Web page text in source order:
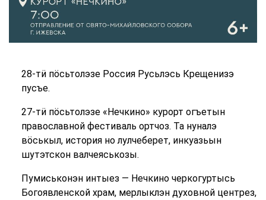
28-тӥ пӧсьтолэзе Россия Русьлэсь Крещенизэ
пусъе.
27-тӥ пӧсьтолэзе «Нечкино» курорт огъетын
православной фестиваль ортчоз. Та нуналэ
вӧськыл, история но лулчеберет, инкуазьын
шутэтскон валчеяськозы.
Пумиськонэн интыез — Нечкино черкогуртысь
Богоявленской храм, мерлыклэн духовной центрез,